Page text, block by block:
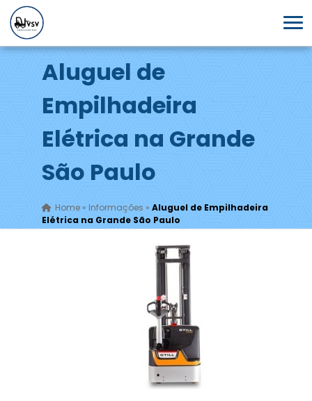
Aluguel de
Empilhadeira
Elétrica na Grande
São Paulo
Home» Informações » Aluguel de Empilhadeira
Elétrica na Grande São Paulo